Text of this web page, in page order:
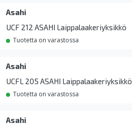
Asahi
UCF 212 ASAHI Laippalaakeriyksikkö
Tuotetta on varastossa
Asahi
UCFL 205 ASAHI Laippalaakeriyksikkö
Tuotetta on varastossa
Asahi